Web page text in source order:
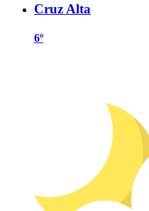
Cruz Alta
6º